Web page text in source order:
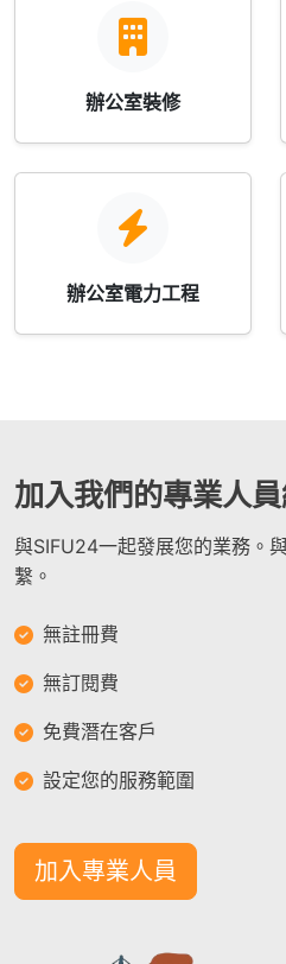
辦公室裝修
辦公室電力工程
加入我們的專業人
與SIFU24一起發展您的業務。
繫。
無註冊費
無訂閱費
免費潛在客戶
設定您的服務範圍
加入專業人員